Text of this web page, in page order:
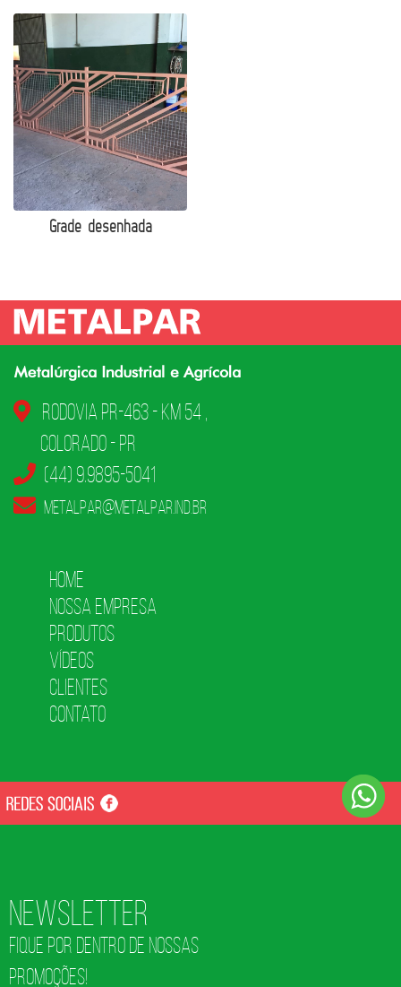
Grade desenhada
Rodovia PR-463 - KM 54 ,
Colorado - PR
(44) 9.9895-5041
metalpar@metalpar.ind.br
Home
Nossa Empresa
Produtos
Vídeos
Clientes
Contato
Newsletter
FIQUE POR DENTRO DE NOSSAS
PROMOÇÕES!